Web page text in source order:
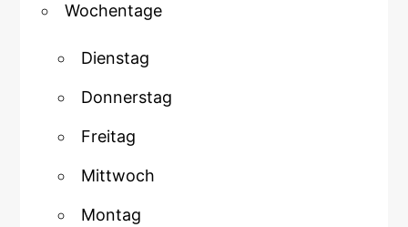
Wochentage
Dienstag
Donnerstag
Freitag
Mittwoch
Montag